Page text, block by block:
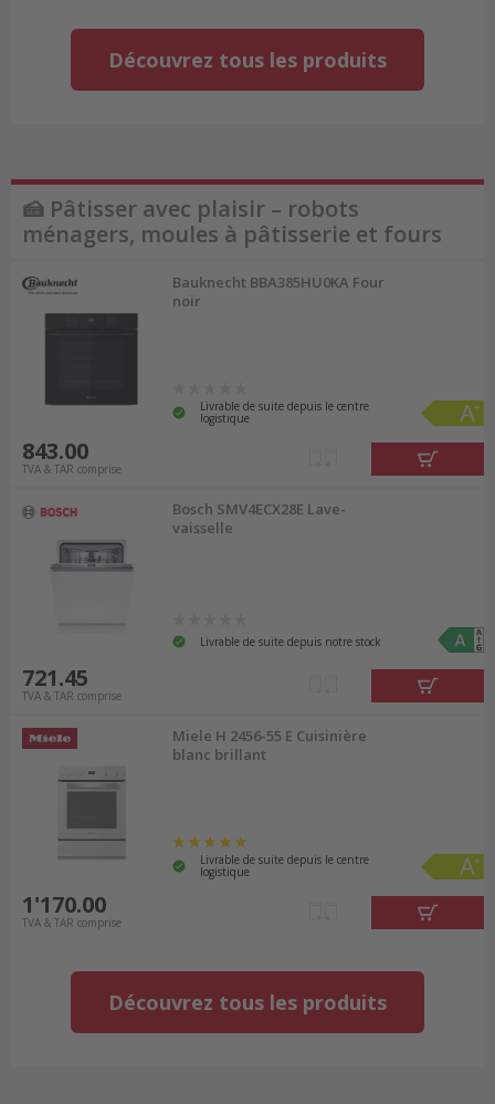
Découvrez tous les produits
🍰 Pâtisser avec plaisir – robots
ménagers, moules à pâtisserie et fours
Bauknecht BBA385HU0KA Four
noir
Livrable de suite depuis le centre
logistique
843.00
TVA & TAR comprise
Bosch SMV4ECX28E Lave-
vaisselle
Livrable de suite depuis notre stock
721.45
TVA & TAR comprise
Miele H 2456-55 E Cuisinière
blanc brillant
Livrable de suite depuis le centre
logistique
1'170.00
TVA & TAR comprise
Découvrez tous les produits